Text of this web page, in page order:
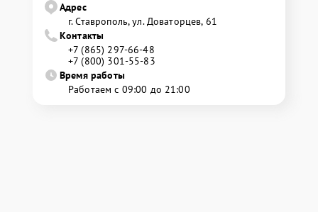
Адрес
г. Ставрополь, ул. Доваторцев, 61
Контакты
+7 (865) 297-66-48
+7 (800) 301-55-83
Время работы
Работаем с 09:00 до 21:00